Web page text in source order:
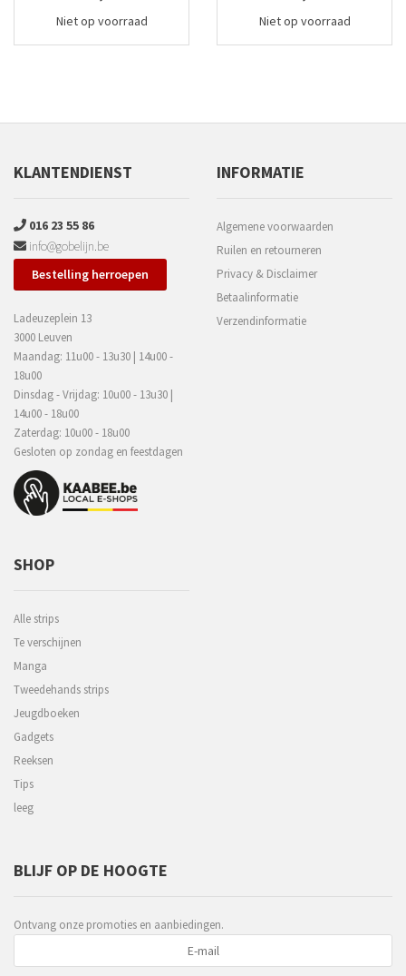
Niet op voorraad Niet op voorraad
KLANTENDIENST
016 23 55 86
info@gobelijn.be
Bestelling herroepen
Ladeuzeplein 13
3000 Leuven
Maandag: 11u00 - 13u30 | 14u00 -
18u00
Dinsdag - Vrijdag: 10u00 - 13u30 |
14u00 - 18u00
Zaterdag: 10u00 - 18u00
Gesloten op zondag en feestdagen
INFORMATIE
Algemene voorwaarden
Ruilen en retourneren
Privacy & Disclaimer
Betaalinformatie
Verzendinformatie
SHOP
Alle strips
Te verschijnen
Manga
Tweedehands strips
Jeugdboeken
Gadgets
Reeksen
Tips
leeg
BLIJF OP DE HOOGTE
Ontvang onze promoties en aanbiedingen.